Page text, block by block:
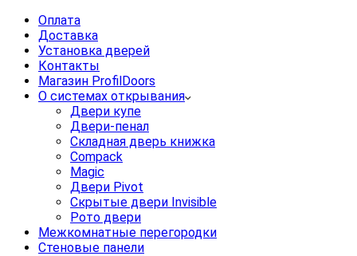
Оплата
Доставка
Установка дверей
Контакты
Магазин ProfilDoors
О системах открывания
Двери купе
Двери-пенал
Складная дверь книжка
Compack
Magic
Двери Pivot
Скрытые двери Invisible
Рото двери
Межкомнатные перегородки
Стеновые панели